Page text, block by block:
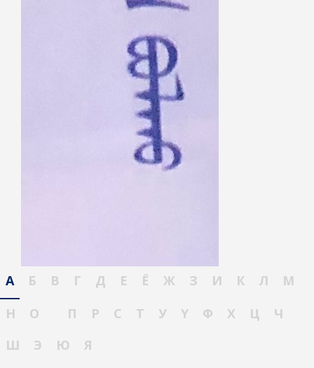
А Б В Г Д Е Ё Ж З И К Л
М
Н
О П Р С Т У Ү Ф Х Ц
Ч
Ш
Э Ю Я